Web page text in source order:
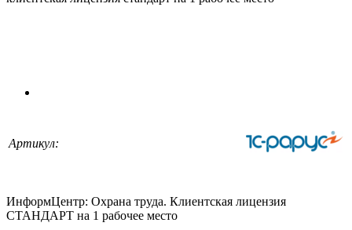
Артикул:
ИнформЦентр: Охрана труда. Клиентская лицензия
СТАНДАРТ на 1 рабочее место